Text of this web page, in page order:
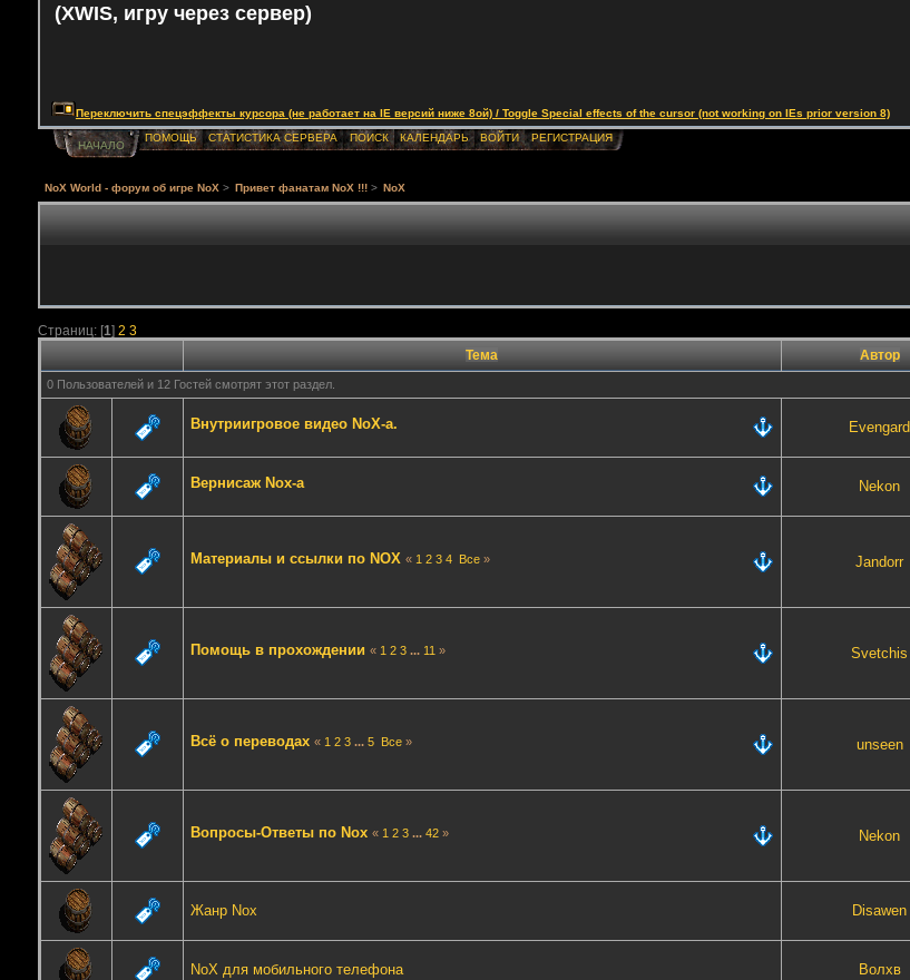
(XWIS, игру через сервер)
Переключить спецэффекты курсора (не работает на IE версий ниже 8ой) / Toggle Special effects of the cursor (not working on IEs prior version 8)
НАЧАЛО
ПОМОЩЬ СТАТИСТИКА СЕРВЕРА ПОИСК КАЛЕНДАРЬ ВОЙТИ РЕГИСТРАЦИЯ
NoX World - форум об игре NoX > Привет фанатам NoX !!! > NoX
Страниц: [1] 2 3
Тема
Автор
0 Пользователей и 12 Гостей смотрят этот раздел.
Внутриигровое видео NoX-а. Evengard
Вернисаж Nox-а Nekon
Материалы и ссылки по NOX « 1 2 3 4 Все » Jandorr
Помощь в прохождении « 1 2 3 ... 11 » Svetchis
Всё о переводах « 1 2 3 ...5 Все » unseen
Вопросы-Ответы по Nox « 1 2 3 ...42 » Nekon
Жанр Nox Disawen
NoX для мобильного телефона Волхв